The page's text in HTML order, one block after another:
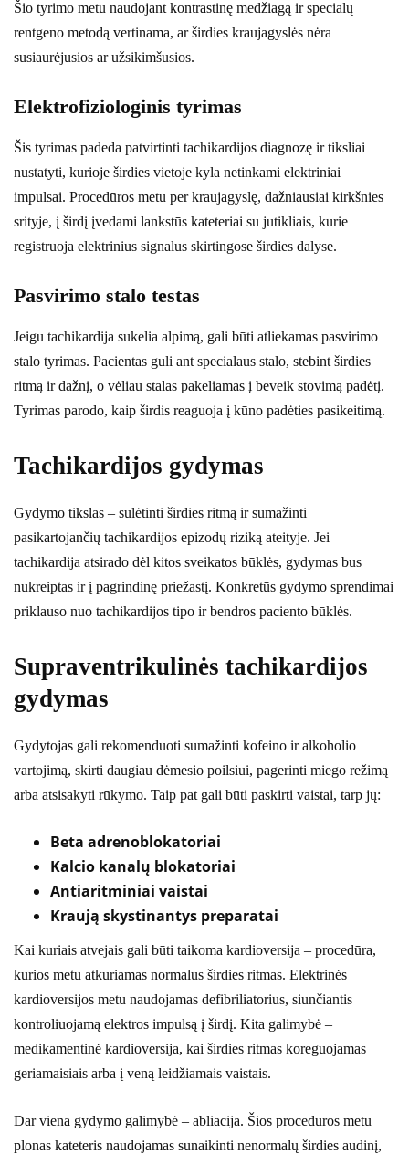
Šio tyrimo metu naudojant kontrastinę medžiagą ir specialų
rentgeno metodą vertinama, ar širdies kraujagyslės nėra
susiaurėjusios ar užsikimšusios.
Elektrofiziologinis tyrimas
Šis tyrimas padeda patvirtinti tachikardijos diagnozę ir tiksliai
nustatyti, kurioje širdies vietoje kyla netinkami elektriniai
impulsai. Procedūros metu per kraujagyslę, dažniausiai kirkšnies
srityje, į širdį įvedami lankstūs kateteriai su jutikliais, kurie
registruoja elektrinius signalus skirtingose širdies dalyse.
Pasvirimo stalo testas
Jeigu tachikardija sukelia alpimą, gali būti atliekamas pasvirimo
stalo tyrimas. Pacientas guli ant specialaus stalo, stebint širdies
ritmą ir dažnį, o vėliau stalas pakeliamas į beveik stovimą padėtį.
Tyrimas parodo, kaip širdis reaguoja į kūno padėties pasikeitimą.
Tachikardijos gydymas
Gydymo tikslas – sulėtinti širdies ritmą ir sumažinti
pasikartojančių tachikardijos epizodų riziką ateityje. Jei
tachikardija atsirado dėl kitos sveikatos būklės, gydymas bus
nukreiptas ir į pagrindinę priežastį. Konkretūs gydymo sprendimai
priklauso nuo tachikardijos tipo ir bendros paciento būklės.
Supraventrikulinės tachikardijos
gydymas
Gydytojas gali rekomenduoti sumažinti kofeino ir alkoholio
vartojimą, skirti daugiau dėmesio poilsiui, pagerinti miego režimą
arba atsisakyti rūkymo. Taip pat gali būti paskirti vaistai, tarp jų:
Beta adrenoblokatoriai
Kalcio kanalų blokatoriai
Antiaritminiai vaistai
Kraują skystinantys preparatai
Kai kuriais atvejais gali būti taikoma kardioversija – procedūra,
kurios metu atkuriamas normalus širdies ritmas. Elektrinės
kardioversijos metu naudojamas defibriliatorius, siunčiantis
kontroliuojamą elektros impulsą į širdį. Kita galimybė –
medikamentinė kardioversija, kai širdies ritmas koreguojamas
geriamaisiais arba į veną leidžiamais vaistais.
Dar viena gydymo galimybė – abliacija. Šios procedūros metu
plonas kateteris naudojamas sunaikinti nenormalų širdies audinį,